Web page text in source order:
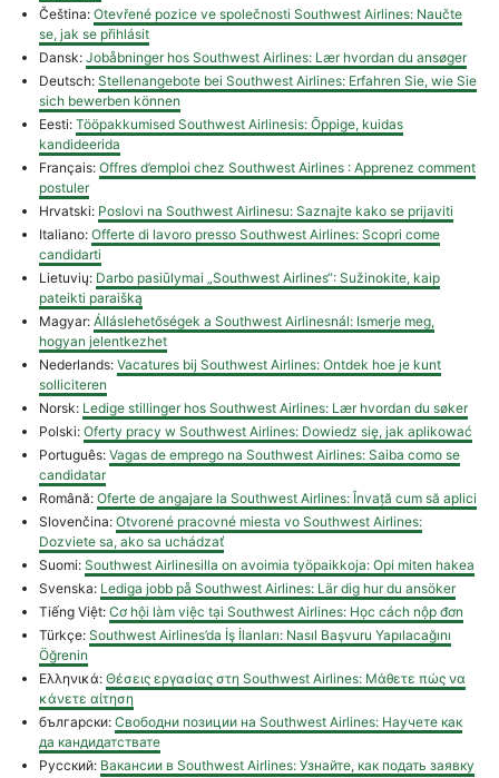
Čeština: Otevřené pozice ve společnosti Southwest Airlines: Naučte
se, jak se přihlásit
Dansk: Jobåbninger hos Southwest Airlines: Lær hvordan du ansøger
Deutsch: Stellenangebote bei Southwest Airlines: Erfahren Sie, wie Sie
sich bewerben können
Eesti: Tööpakkumised Southwest Airlinesis: Õppige, kuidas
kandideerida
Français: Offres d’emploi chez Southwest Airlines : Apprenez comment
postuler
Hrvatski: Poslovi na Southwest Airlinesu: Saznajte kako se prijaviti
Italiano: Offerte di lavoro presso Southwest Airlines: Scopri come
candidarti
Lietuvių: Darbo pasiūlymai „Southwest Airlines“: Sužinokite, kaip
pateikti paraišką
Magyar: Álláslehetőségek a Southwest Airlinesnál: Ismerje meg,
hogyan jelentkezhet
Nederlands: Vacatures bij Southwest Airlines: Ontdek hoe je kunt
solliciteren
Norsk: Ledige stillinger hos Southwest Airlines: Lær hvordan du søker
Polski: Oferty pracy w Southwest Airlines: Dowiedz się, jak aplikować
Português: Vagas de emprego na Southwest Airlines: Saiba como se
candidatar
Română: Oferte de angajare la Southwest Airlines: Învață cum să aplici
Slovenčina: Otvorené pracovné miesta vo Southwest Airlines:
Dozviete sa, ako sa uchádzať
Suomi: Southwest Airlinesilla on avoimia työpaikkoja: Opi miten hakea
Svenska: Lediga jobb på Southwest Airlines: Lär dig hur du ansöker
Tiếng Việt: Cơ hội làm việc tại Southwest Airlines: Học cách nộp đơn
Türkçe: Southwest Airlines’da İş İlanları: Nasıl Başvuru Yapılacağını
Öğrenin
Ελληνικά: Θέσεις εργασίας στη Southwest Airlines: Μάθετε πώς να
κάνετε αίτηση
български: Свободни позиции на Southwest Airlines: Научете как
да кандидатствате
Русский: Вакансии в Southwest Airlines: Узнайте, как подать заявку